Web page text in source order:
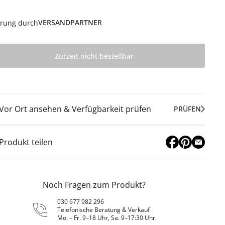
durchVERSANDPARTNER
Zurzeit nicht bestellbar
Ort ansehen & Verfügbarkeit prüfen PRÜFEN
teilen
Noch Fragen zum Produkt?
030 677 982 296
Telefonische Beratung & Verkauf
Mo. – Fr. 9–18 Uhr, Sa. 9–17:30 Uhr